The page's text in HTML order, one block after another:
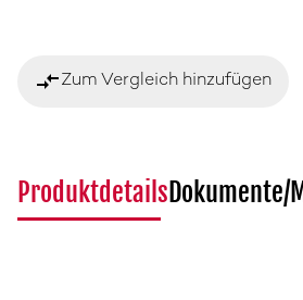
compare_arrowsZum Vergleich hinzufügen
ProduktdetailsDokumente/